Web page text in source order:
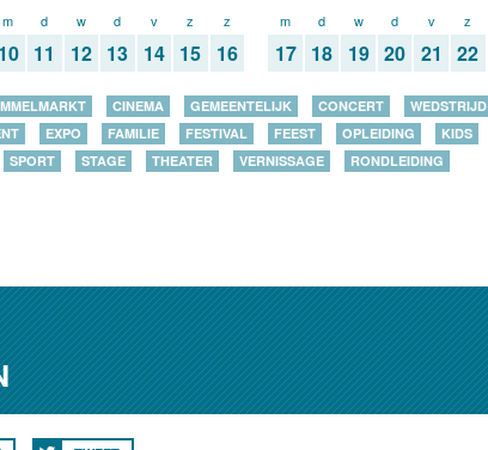
m
10
d
11
w
12
d
13
v
14
z
15
z
16
m
17
d
18
w
19
d
20
v
21
z
22
CINEMA GEMEENTELIJK CONCERT WEDSTRIJD
EXPO FAMILIE FESTIVAL FEEST OPLEIDING KIDS
SPORT STAGE THEATER VERNISSAGE RONDLEIDING